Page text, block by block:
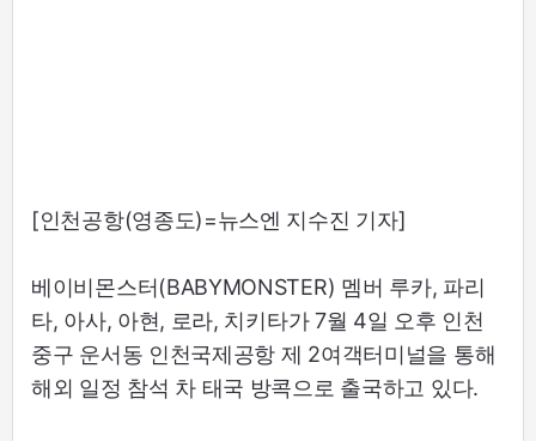
[인천공항(영종도)=뉴스엔 지수진 기자]
베이비몬스터(BABYMONSTER) 멤버 루카, 파리
타, 아사, 아현, 로라, 치키타가 7월 4일 오후 인천
중구 운서동 인천국제공항 제 2여객터미널을 통해
해외 일정 참석 차 태국 방콕으로 출국하고 있다.